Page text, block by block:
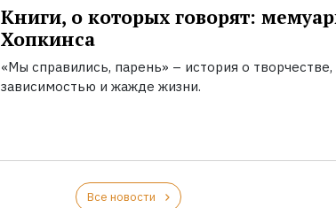
Книги, о которых говорят:
Хопкинса
«Мы справились, парень» – история о
зависимостью и жажде жизни.
Все новости